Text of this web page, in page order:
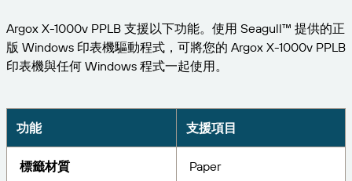
物品和庫存追蹤
BarTender Track & Trace
按產業搜尋
航太
食品及飲料
醫材
學習
成功案例
部落格
資源庫
合作夥伴目錄
透過合作夥伴目錄尋找 BarTender 合作夥伴並要求報
操作方法文章。
聯絡支援人員
提交支援請求，取得目前提供支援的 BarTender 產品
客戶入口網站
BarTender Cloud
Seagull Software
Argox X-1000v PPLB 支援以下功能。使用 Seagull™ 提供的正
版 Windows 印表機驅動程式，可將您的 Argox X-1000v PPLB
印表機與任何 Windows 程式一起使用。
功能 支援項目
標籤材質 Paper